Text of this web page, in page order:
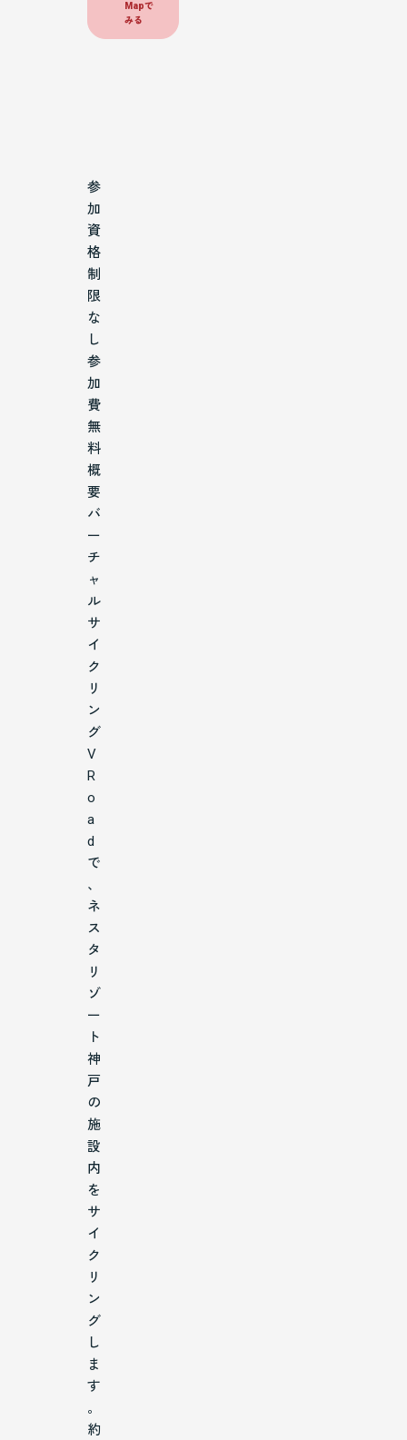
Mapで
みる
参
加
資
格
制
限
な
し
参
加
費
無
料
概
要
バ
ー
チ
ャ
ル
サ
イ
ク
リ
ン
グ
V
R
o
a
d
で
、
ネ
ス
タ
リ
ゾ
ー
ト
神
戸
の
施
設
内
を
サ
イ
ク
リ
ン
グ
し
ま
す
。
約